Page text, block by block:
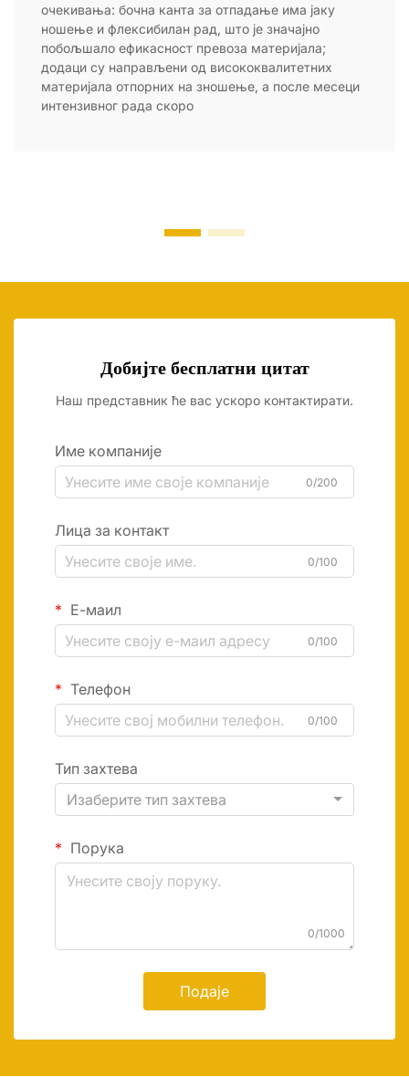
очекивања: бочна канта за отпадање има јаку
ношење и флексибилан рад, што је значајно
побољшало ефикасност превоза материјала;
додаци су направљени од висококвалитетних
материјала отпорних на зношење, а после месеци
интензивног рада скоро
Добијте бесплатни цитат
Наш представник ће вас ускоро контактирати.
Име компаније
0/200
Лица за контакт
0/100
Е-маил
0/100
Телефон
0/100
Тип захтева
Изаберите тип захтева
Порука
0/1000
Подаје